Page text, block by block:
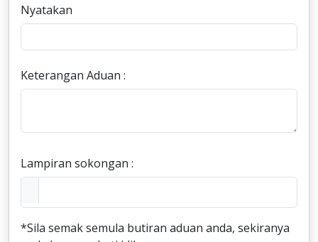
Nyatakan
Keterangan Aduan :
Lampiran sokongan :
*Sila semak semula butiran aduan anda, sekiranya